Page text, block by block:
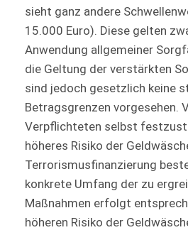
sieht ganz andere
15.000 Euro). Diese gelten
Anwendung allgemeiner
die Geltung der verstärkten
sind jedoch gesetzlich keine
Betragsgrenzen vorgesehen.
Verpflichteten selbst
höheres Risiko der
Terrorismusfinanzierung
konkrete Umfang der zu
Maßnahmen erfolgt
höheren Risiko der